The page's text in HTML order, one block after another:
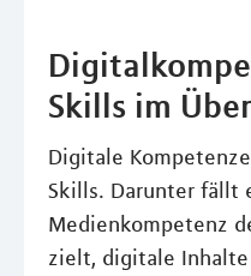
Skills im
Digitale
Skills. Darunter fällt
Medienkompetenz
zielt, digitale